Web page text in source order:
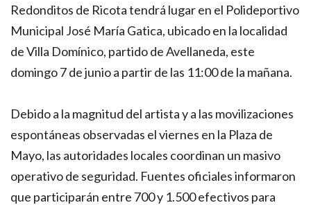
Redonditos de Ricota tendrá lugar en el Polideportivo
Municipal José María Gatica, ubicado en la localidad
de Villa Domínico, partido de Avellaneda, este
domingo 7 de junio a partir de las 11:00 de la mañana.
Debido a la magnitud del artista y a las movilizaciones
espontáneas observadas el viernes en la Plaza de
Mayo, las autoridades locales coordinan un masivo
operativo de seguridad. Fuentes oficiales informaron
que participarán entre 700 y 1.500 efectivos para